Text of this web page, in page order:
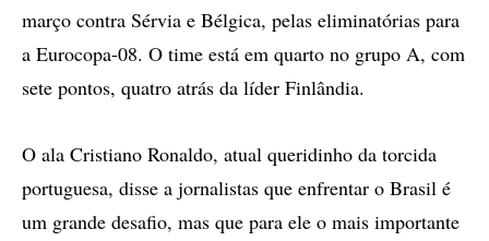
março contra Sérvia e Bélgica, pelas eliminatórias para
a Eurocopa-08. O time está em quarto no grupo A, com
sete pontos, quatro atrás da líder Finlândia.
O ala Cristiano Ronaldo, atual queridinho da torcida
portuguesa, disse a jornalistas que enfrentar o Brasil é
um grande desafio, mas que para ele o mais importante